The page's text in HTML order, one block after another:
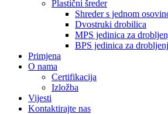
Plastični šreder
Shreder s jednom
Dvostruki drobilica
MPS jedinica za
BPS jedinica za
Primjena
O nama
Certifikacija
Izložba
Vijesti
Kontaktirajte nas